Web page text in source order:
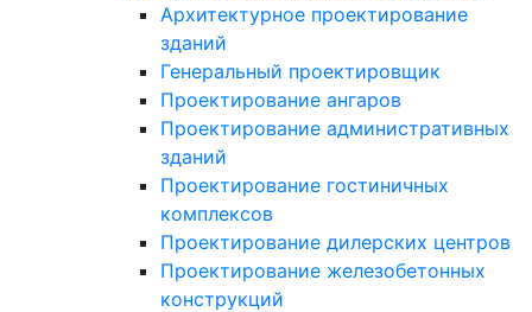
Архитектурное проектирование
зданий
Генеральный проектировщик
Проектирование ангаров
Проектирование административных
зданий
Проектирование гостиничных
комплексов
Проектирование дилерских центров
Проектирование железобетонных
конструкций